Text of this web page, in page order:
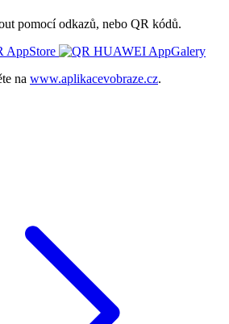
pomocí odkazů, nebo QR kódů.
na www.aplikacevobraze.cz.